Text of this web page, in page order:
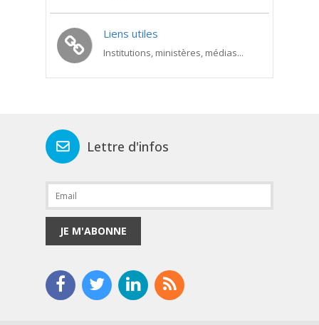
Liens utiles
Institutions, ministères, médias...
Lettre d'infos
JE M'ABONNE